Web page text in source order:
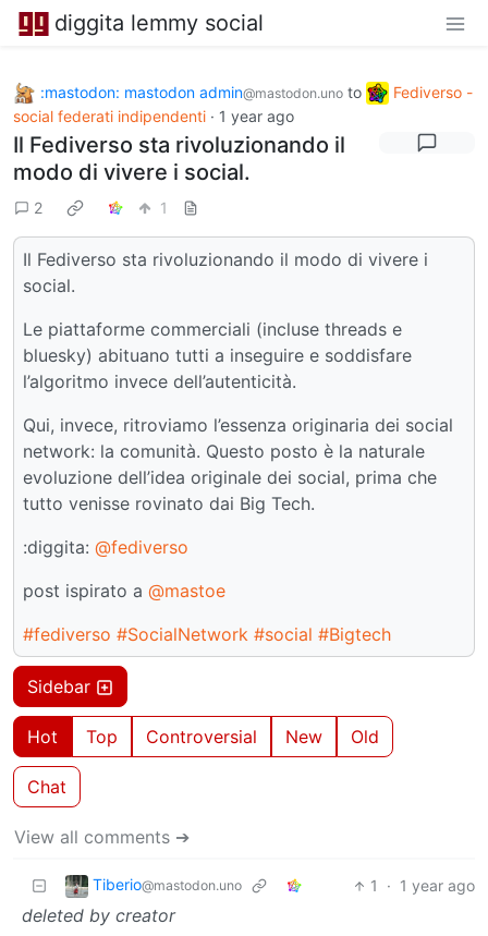
diggita lemmy social
:mastodon: mastodon admin@mastodon.uno to
Fediverso -
social federati indipendenti · 1 year ago
Il Fediverso sta rivoluzionando il
modo di vivere i social.
2 1
Il Fediverso sta rivoluzionando il modo di vivere i
social.
Le piattaforme commerciali (incluse threads e
bluesky) abituano tutti a inseguire e soddisfare
l’algoritmo invece dell’autenticità.
Qui, invece, ritroviamo l’essenza originaria dei social
network: la comunità. Questo posto è la naturale
evoluzione dell’idea originale dei social, prima che
tutto venisse rovinato dai Big Tech.
:diggita: @fediverso
post ispirato a @mastoe
#fediverso #SocialNetwork #social #Bigtech
Sidebar
Hot Top Controversial New Old
Chat
View all comments ➔
Tiberio@mastodon.uno 1 · 1 year ago
deleted by creator